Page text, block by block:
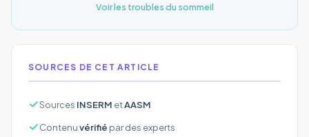
Voir les troubles du sommeil
SOURCES DE CET ARTICLE
Sources INSERM etAASM
Contenuvérifié par des experts